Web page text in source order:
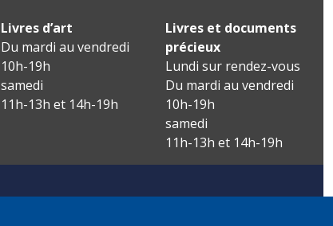
Livres d’art
Du mardi au vendredi
10h-19h
samedi
11h-13h et 14h-19h
Livres et documents
précieux
Lundi sur rendez-vous
Du mardi au vendredi
10h-19h
samedi
11h-13h et 14h-19h